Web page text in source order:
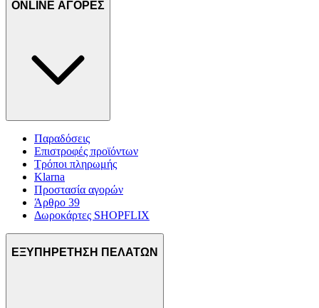
ONLINE ΑΓΟΡΕΣ
Παραδόσεις
Επιστροφές προϊόντων
Τρόποι πληρωμής
Klarna
Προστασία αγορών
Άρθρο 39
Δωροκάρτες SHOPFLIX
ΕΞΥΠΗΡΕΤΗΣΗ ΠΕΛΑΤΩΝ